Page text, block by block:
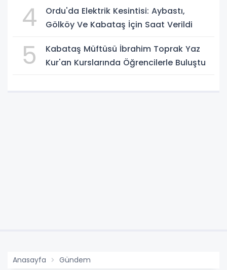
4
Ordu'da Elektrik Kesintisi: Aybastı,
Gölköy Ve Kabataş İçin Saat Verildi
5
Kabataş Müftüsü İbrahim Toprak Yaz
Kur'an Kurslarında Öğrencilerle Buluştu
Anasayfa Gündem